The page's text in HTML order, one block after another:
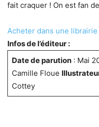
fait craquer ! On est fan
Acheter dans une
Infos de l’éditeur :
Date de parution: Mai
Camille Floue
Cottey